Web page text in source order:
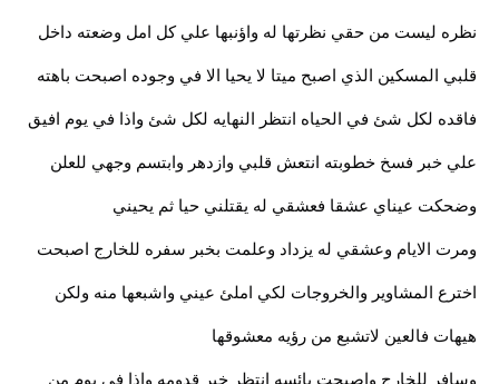
نظره ليست من حقي نظرتها له واؤنبها علي كل امل وضعته داخل
قلبي المسكين الذي اصبح ميتا لا يحيا الا في وجوده اصبحت باهته
فاقده لكل شئ في الحياه انتظر النهايه لكل شئ واذا في يوم افيق
علي خبر فسخ خطوبته انتعش قلبي وازدهر وابتسم وجهي للعلن
وضحكت عيناي عشقا فعشقي له يقتلني حيا ثم يحيني
ومرت الايام وعشقي له يزداد وعلمت بخبر سفره للخارج اصبحت
اخترع المشاوير والخروجات لكي املئ عيني واشبعها منه ولكن
هيهات فالعين لاتشبع من رؤيه معشوقها
وسافر للخارج واصبحت يائسه انتظر خبر قدومه واذا في يوم من